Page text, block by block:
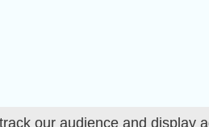
our audience and display